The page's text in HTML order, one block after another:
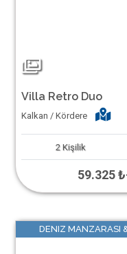
Villa Retro Duo
Kalkan / Kördere
2 Kişilik
59.325 ₺
DENIZ MANZARASI